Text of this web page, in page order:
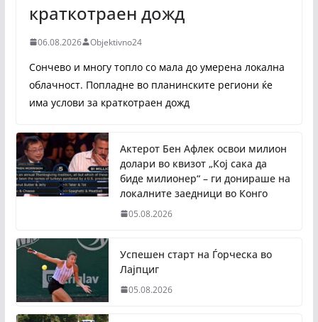
краткотраен дожд
06.08.2026 Objektivno24
Сончево и многу топло со мала до умерена локална
облачност. Попладне во планинските региони ќе
има услови за краткотраен дожд
Актерот Бен Афлек освои милион
долари во квизот „Кој сака да
биде милионер“ – ги донираше на
локалните заедници во Конго
05.08.2026
Успешен старт на Ѓорческа во
Лајпциг
05.08.2026